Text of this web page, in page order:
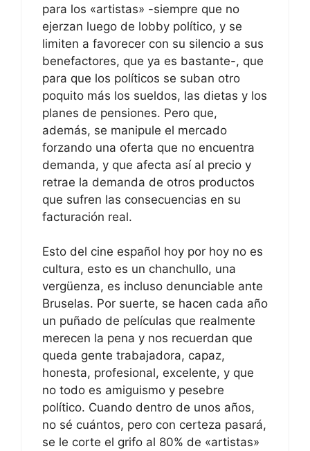
para los «artistas» -siempre que no
ejerzan luego de lobby político, y se
limiten a favorecer con su silencio a sus
benefactores, que ya es bastante-, que
para que los políticos se suban otro
poquito más los sueldos, las dietas y los
planes de pensiones. Pero que,
además, se manipule el mercado
forzando una oferta que no encuentra
demanda, y que afecta así al precio y
retrae la demanda de otros productos
que sufren las consecuencias en su
facturación real.
Esto del cine español hoy por hoy no es
cultura, esto es un chanchullo, una
vergüenza, es incluso denunciable ante
Bruselas. Por suerte, se hacen cada año
un puñado de películas que realmente
merecen la pena y nos recuerdan que
queda gente trabajadora, capaz,
honesta, profesional, excelente, y que
no todo es amiguismo y pesebre
político. Cuando dentro de unos años,
no sé cuántos, pero con certeza pasará,
se le corte el grifo al 80% de «artistas»